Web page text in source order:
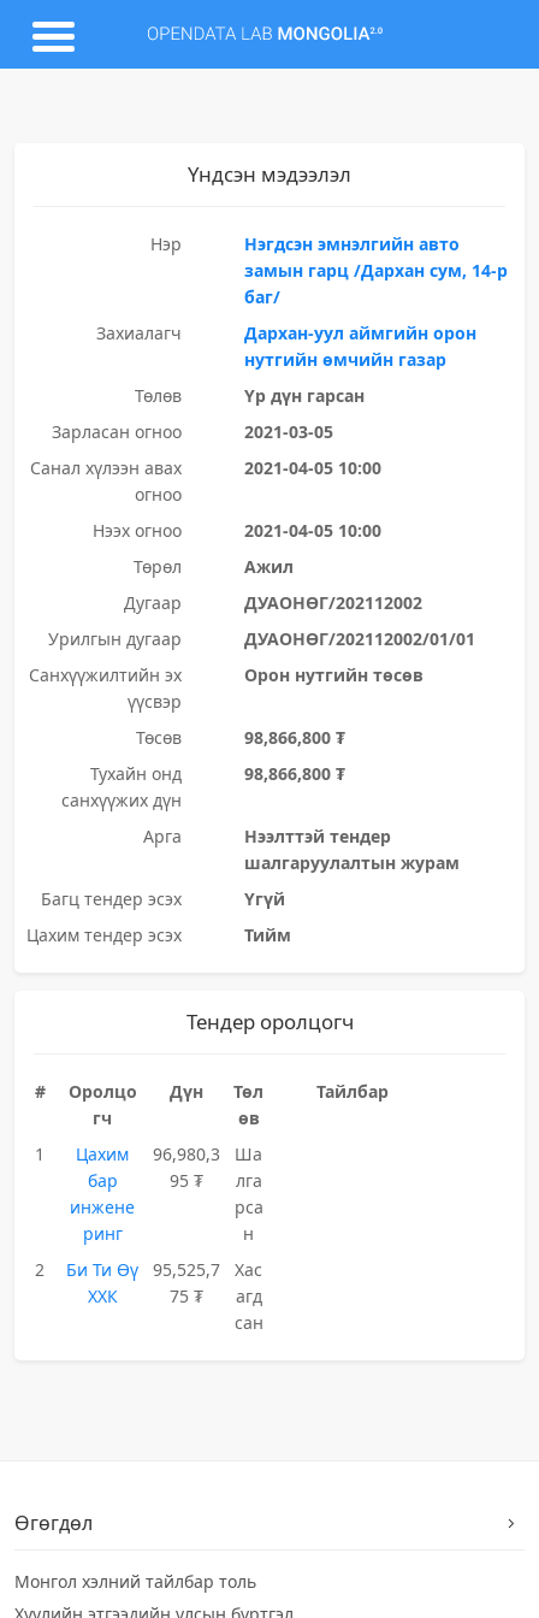
Үндсэн мэдээлэл
Нэр
Нэгдсэн эмнэлгийн авто
замын гарц /Дархан сум, 14-р
баг/
Захиалагч
Дархан-уул аймгийн орон
нутгийн өмчийн газар
Төлөв
Үр дүн гарсан
Зарласан огноо
2021-03-05
Санал хүлээн авах
огноо
2021-04-05 10:00
Нээх огноо
2021-04-05 10:00
Төрөл
Ажил
Дугаар
ДУАОНӨГ/202112002
Урилгын дугаар
ДУАОНӨГ/202112002/01/01
Санхүүжилтийн эх
үүсвэр
Орон нутгийн төсөв
Төсөв
98,866,800 ₮
Тухайн онд
санхүүжих дүн
98,866,800 ₮
Арга
Нээлттэй тендер
шалгаруулалтын журам
Багц тендер эсэх
Үгүй
Цахим тендер эсэх
Тийм
Тендер оролцогч
#
Оролцо
гч
Дүн
Төл
өв
Тайлбар
1
Цахим
бар
инжене
ринг
96,980,3
95 ₮
Ша
лга
рса
н
2
Би Ти Өү
ХХК
95,525,7
75 ₮
Хас
агд
сан
Өгөгдөл
Монгол хэлний тайлбар толь